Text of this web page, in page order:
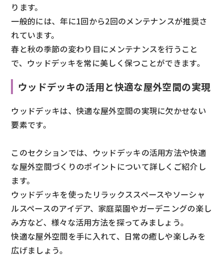
ります。
一般的には、年に1回から2回のメンテナンスが推奨さ
れています。
春と秋の季節の変わり目にメンテナンスを行うこと
で、ウッドデッキを常に美しく保つことができます。
ウッドデッキの活用と快適な屋外空間の実現
ウッドデッキは、快適な屋外空間の実現に欠かせない
要素です。
このセクションでは、ウッドデッキの活用方法や快適
な屋外空間づくりのポイントについて詳しくご紹介し
ます。
ウッドデッキを使ったリラックススペースやソーシャ
ルスペースのアイデア、家庭菜園やガーデニングの楽し
み方など、様々な活用方法を探ってみましょう。
快適な屋外空間を手に入れて、日常の癒しや楽しみを
広げましょう。